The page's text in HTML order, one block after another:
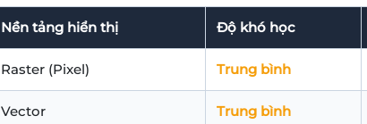
Nền tảng hiển thị Độ khó học
Raster (Pixel) Trung bình
Vector Trung bình